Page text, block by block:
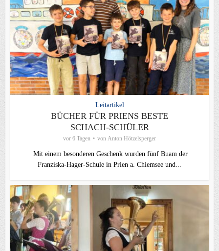
Leitartikel
BÜCHER FÜR PRIENS BESTE
SCHACH-SCHÜLER
vor 6 Tagen von Anton Hötzelsperger
Mit einem besonderen Geschenk wurden fünf Buam der
Franziska-Hager-Schule in Prien a. Chiemsee und...